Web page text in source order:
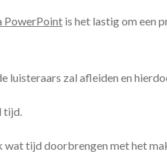
PowerPoint is het lastig om een
luisteraars zal afleiden en
tijd.
wat tijd doorbrengen met het